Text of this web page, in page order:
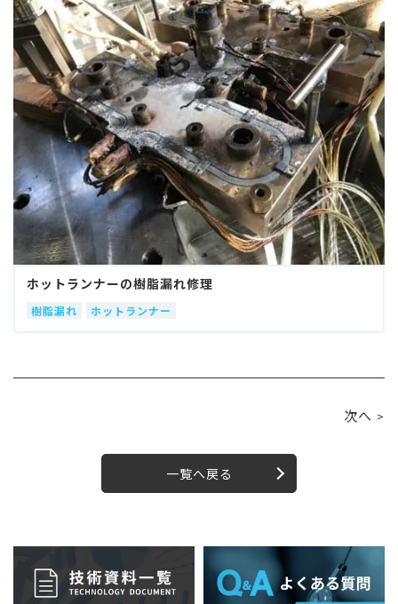
ホットランナーの樹脂漏れ修理
樹脂漏れ ホットランナー
次へ >
一覧へ戻る